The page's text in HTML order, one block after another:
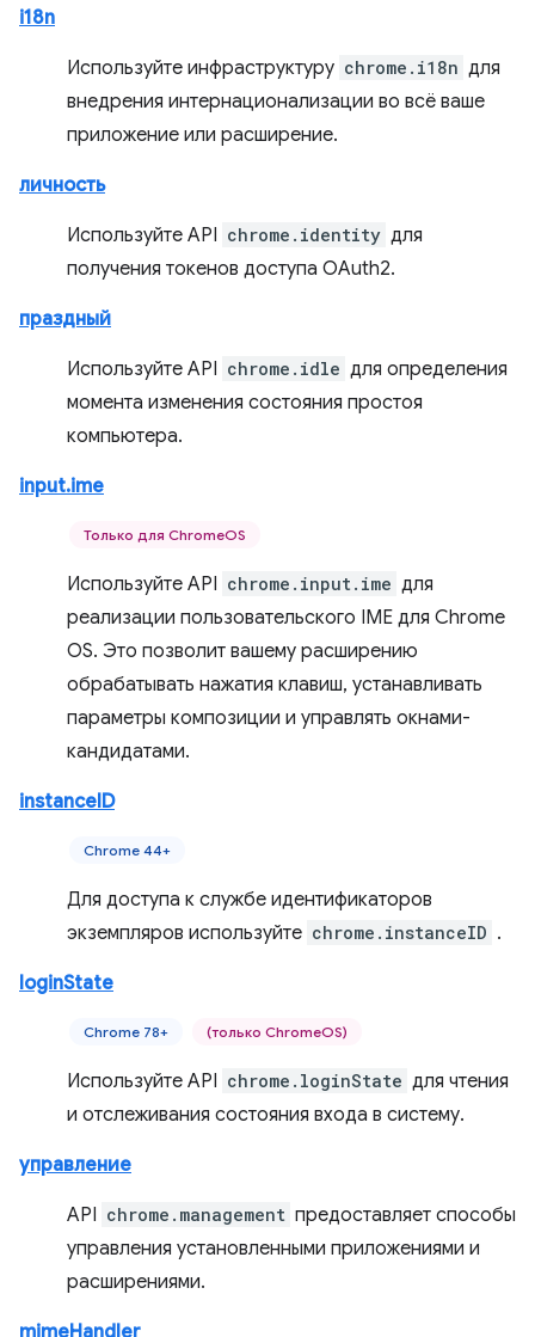
i18n
Используйте инфраструктуру chrome.i18n для
внедрения интернационализации во всё ваше
приложение или расширение.
личность
Используйте API chrome.identity для
получения токенов доступа OAuth2.
праздный
Используйте API chrome.idle для определения
момента изменения состояния простоя
компьютера.
input.ime
Только для ChromeOS
Используйте API chrome.input.ime для
реализации пользовательского IME для Chrome
OS. Это позволит вашему расширению
обрабатывать нажатия клавиш, устанавливать
параметры композиции и управлять окнами-
кандидатами.
instanceID
Chrome 44+
Для доступа к службе идентификаторов
экземпляров используйте chrome.instanceID .
loginState
Chrome 78+ (только ChromeOS)
Используйте API chrome.loginState для чтения
и отслеживания состояния входа в систему.
управление
API chrome.management предоставляет способы
управления установленными приложениями и
расширениями.
mimeHandler